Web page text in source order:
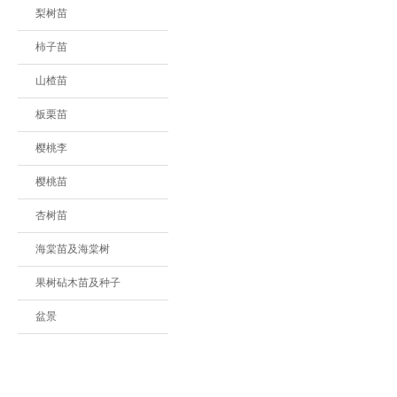
梨树苗
柿子苗
山楂苗
板栗苗
樱桃李
樱桃苗
杏树苗
海棠苗及海棠树
果树砧木苗及种子
盆景